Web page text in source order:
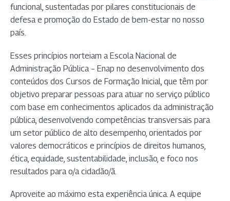
funcional, sustentadas por pilares constitucionais de
defesa e promoção do Estado de bem-estar no nosso
país.
Esses princípios norteiam a Escola Nacional de
Administração Pública – Enap no desenvolvimento dos
conteúdos dos Cursos de Formação Inicial, que têm por
objetivo preparar pessoas para atuar no serviço público
com base em conhecimentos aplicados da administração
pública, desenvolvendo competências transversais para
um setor público de alto desempenho, orientados por
valores democráticos e princípios de direitos humanos,
ética, equidade, sustentabilidade, inclusão, e foco nos
resultados para o/a cidadão/ã.
Aproveite ao máximo esta experiência única. A equipe